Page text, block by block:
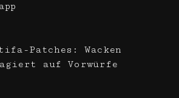
Patches: Wacken
auf Vorwürfe